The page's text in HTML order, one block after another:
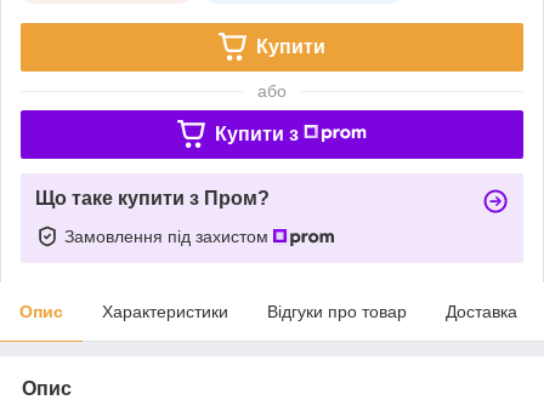
Купити
або
Купити з
Що таке купити з Пром?
Замовлення під захистом
Опис Характеристики Відгуки про товар Доставка
Опис